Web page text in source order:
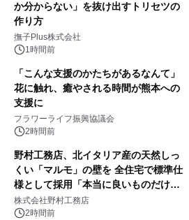
か分からない」を抜け出すトリセツの
作り方
撫子Plus株式会社
1時間前
「こんな支援のかたちがあるなんて」
花に触れ、癒やされる時間が熊本への
支援に
フラワーライフ振興協議会
2時間前
野村工務店、北イタリア産の天然しっ
くい「マルモ」の壁を 全住宅で標準仕
様として採用「本当に良いものだけに
こだわる」
株式会社野村工務店
2時間前